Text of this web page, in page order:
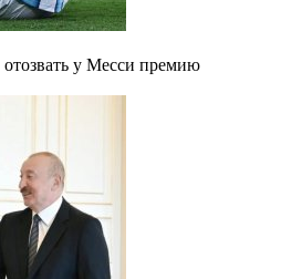
у Месси премию